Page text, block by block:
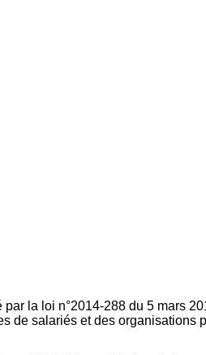
la loi n°2014-288 du 5 mars
de salariés et des